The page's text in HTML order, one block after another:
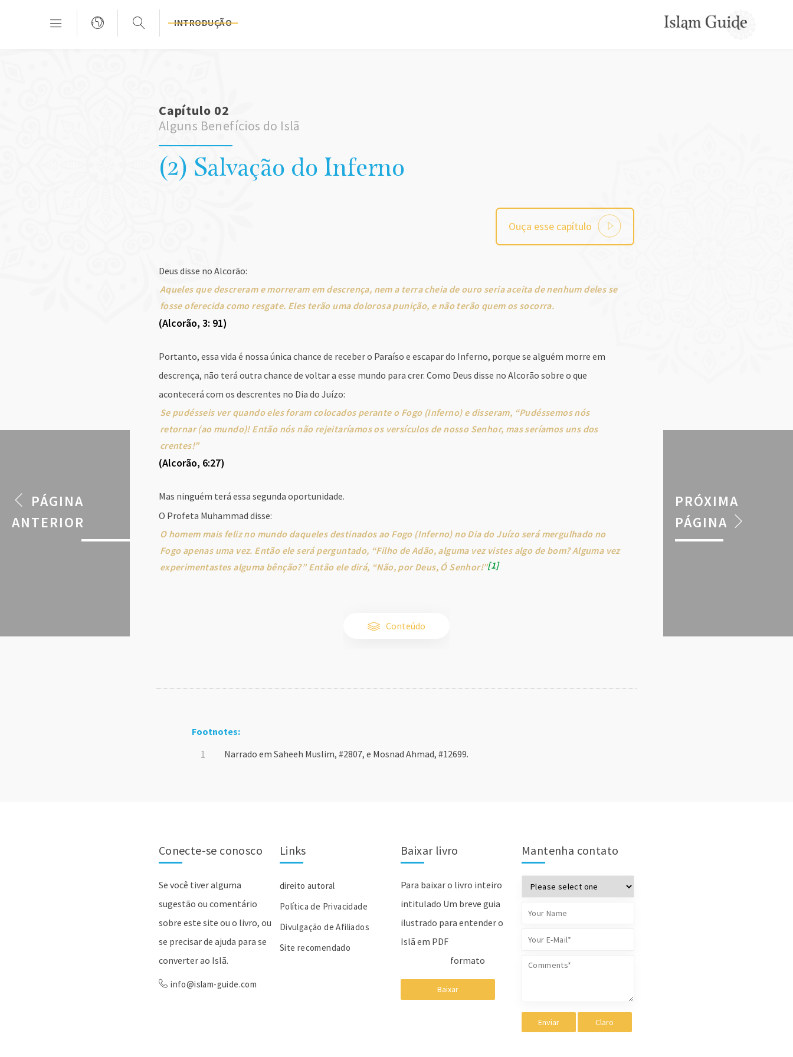
INTRODUÇÃO
Capítulo 02
Alguns Benefícios do Islã
(2) Salvação do Inferno
Ouça esse capítulo
Deus disse no Alcorão:
Aqueles que descreram e morreram em descrença, nem a terra cheia de ouro seria aceita de nenhum deles se
fosse oferecida como resgate. Eles terão uma dolorosa punição, e não terão quem os socorra.
(Alcorão, 3: 91)
Portanto, essa vida é nossa única chance de receber o Paraíso e escapar do Inferno, porque se alguém morre em
descrença, não terá outra chance de voltar a esse mundo para crer. Como Deus disse no Alcorão sobre o que
acontecerá com os descrentes no Dia do Juízo:
Se pudésseis ver quando eles foram colocados perante o Fogo (Inferno) e disseram, “Pudéssemos nós
retornar (ao mundo)! Então nós não rejeitaríamos os versículos de nosso Senhor, mas seríamos uns dos
crentes!”
(Alcorão, 6:27)
Mas ninguém terá essa segunda oportunidade.
O Profeta Muhammad disse:
O homem mais feliz no mundo daqueles destinados ao Fogo (Inferno) no Dia do Juízo será mergulhado no
Fogo apenas uma vez. Então ele será perguntado, “Filho de Adão, alguma vez vistes algo de bom? Alguma vez
experimentastes alguma bênção?” Então ele dirá, “Não, por Deus, Ó Senhor!” 1
Conteúdo
PÁGINA
ANTERIOR
PRÓXIMA
PÁGINA
Footnotes:
Narrado em Saheeh Muslim, #2807, e Mosnad Ahmad, #12699.
Conecte-se conosco
Se você tiver alguma
sugestão ou comentário
sobre este site ou o livro, ou
se precisar de ajuda para se
converter ao Islã.
info@islam-guide.com
Links
direito autoral
Política de Privacidade
Divulgação de Afiliados
Site recomendado
Baixar livro
Para baixar o livro inteiro
intitulado Um breve guia
ilustrado para entender o
Islã em PDF
formato
Baixar
Mantenha contato
Enviar Claro